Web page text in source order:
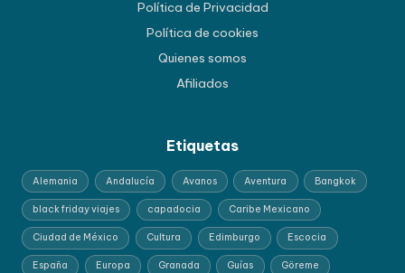
Política de Privacidad
Política de cookies
Quienes somos
Afiliados
Etiquetas
Alemania Andalucía Avanos Aventura Bangkok
black friday viajes capadocia Caribe Mexicano
Ciudad de México Cultura Edimburgo Escocia
España Europa Granada Guías Göreme